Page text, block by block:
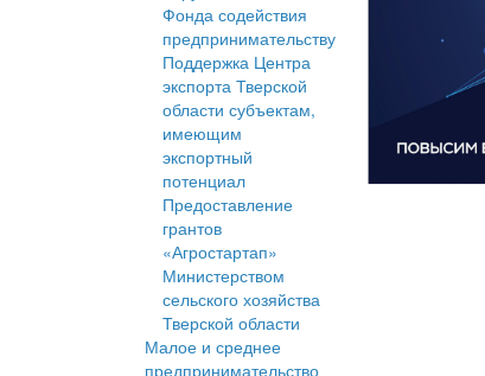
Фонда содействия
предпринимательству
Поддержка Центра
экспорта Тверской
области субъектам,
имеющим
экспортный
потенциал
Предоставление
грантов
«Агростартап»
Министерством
сельского хозяйства
Тверской области
Малое и среднее
предпринимательство